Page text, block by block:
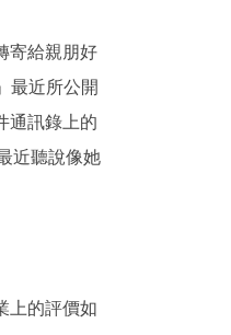
寄給親朋好
最近所公開
通訊錄上的
近聽說像她
上的評價如